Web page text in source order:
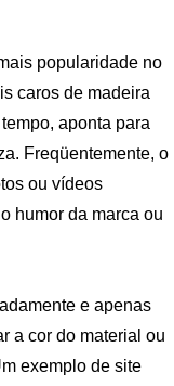
popularidade no
caros de madeira
aponta para
Freqüentemente, o
ou vídeos
humor da marca ou
e apenas
a cor do material ou
exemplo de site